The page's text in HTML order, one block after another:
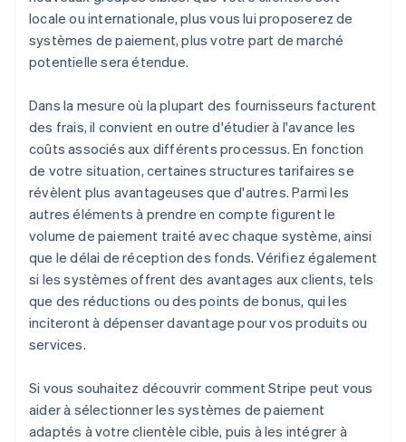
locale ou internationale, plus vous lui proposerez de
systèmes de paiement, plus votre part de marché
potentielle sera étendue.
Dans la mesure où la plupart des fournisseurs facturent
des frais, il convient en outre d'étudier à l'avance les
coûts associés aux différents processus. En fonction
de votre situation, certaines structures tarifaires se
révèlent plus avantageuses que d'autres. Parmi les
autres éléments à prendre en compte figurent le
volume de paiement traité avec chaque système, ainsi
que le délai de réception des fonds. Vérifiez également
si les systèmes offrent des avantages aux clients, tels
que des réductions ou des points de bonus, qui les
inciteront à dépenser davantage pour vos produits ou
services.
Si vous souhaitez découvrir comment Stripe peut vous
aider à sélectionner les systèmes de paiement
adaptés à votre clientèle cible, puis à les intégrer à